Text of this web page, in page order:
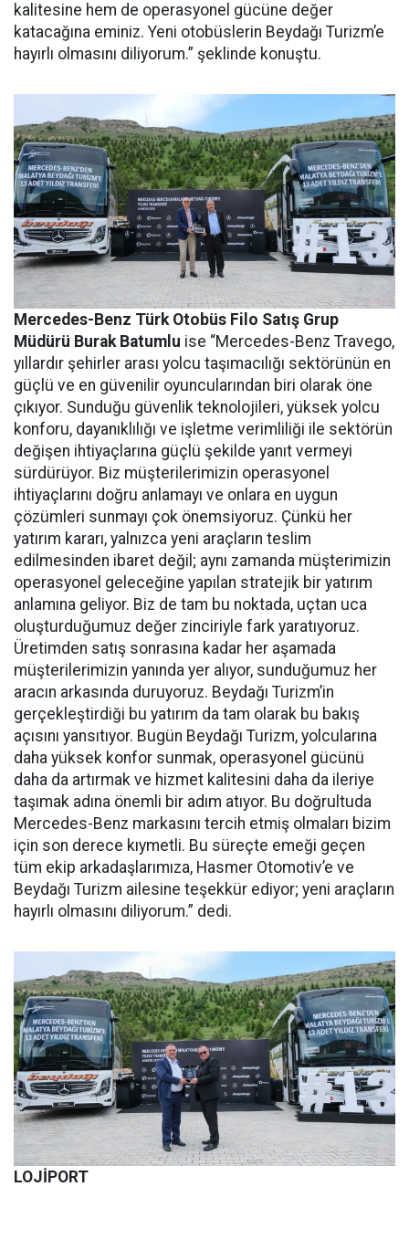
kalitesine hem de operasyonel gücüne değer
katacağına eminiz. Yeni otobüslerin Beydağı Turizm’e
hayırlı olmasını diliyorum.” şeklinde konuştu.
Mercedes-Benz Türk Otobüs Filo Satış Grup
Müdürü Burak Batumlu ise “Mercedes-Benz Travego,
yıllardır şehirler arası yolcu taşımacılığı sektörünün en
güçlü ve en güvenilir oyuncularından biri olarak öne
çıkıyor. Sunduğu güvenlik teknolojileri, yüksek yolcu
konforu, dayanıklılığı ve işletme verimliliği ile sektörün
değişen ihtiyaçlarına güçlü şekilde yanıt vermeyi
sürdürüyor. Biz müşterilerimizin operasyonel
ihtiyaçlarını doğru anlamayı ve onlara en uygun
çözümleri sunmayı çok önemsiyoruz. Çünkü her
yatırım kararı, yalnızca yeni araçların teslim
edilmesinden ibaret değil; aynı zamanda müşterimizin
operasyonel geleceğine yapılan stratejik bir yatırım
anlamına geliyor. Biz de tam bu noktada, uçtan uca
oluşturduğumuz değer zinciriyle fark yaratıyoruz.
Üretimden satış sonrasına kadar her aşamada
müşterilerimizin yanında yer alıyor, sunduğumuz her
aracın arkasında duruyoruz. Beydağı Turizm’in
gerçekleştirdiği bu yatırım da tam olarak bu bakış
açısını yansıtıyor. Bugün Beydağı Turizm, yolcularına
daha yüksek konfor sunmak, operasyonel gücünü
daha da artırmak ve hizmet kalitesini daha da ileriye
taşımak adına önemli bir adım atıyor. Bu doğrultuda
Mercedes-Benz markasını tercih etmiş olmaları bizim
için son derece kıymetli. Bu süreçte emeği geçen
tüm ekip arkadaşlarımıza, Hasmer Otomotiv’e ve
Beydağı Turizm ailesine teşekkür ediyor; yeni araçların
hayırlı olmasını diliyorum.” dedi.
LOJİPORT